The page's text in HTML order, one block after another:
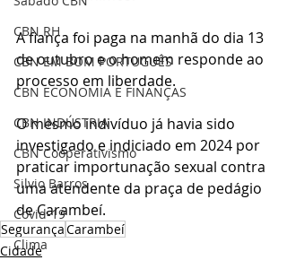
CBN RH
CBN EM BOM PORTUGUÊS
CBN ECONOMIA E FINANÇAS
CBN INDÚSTRIA
CBN Cooperativismo
Silvio Barros
Covid-19
Clima
A fiança foi paga na manhã do dia 13
de outubro e o homem responde ao
processo em liberdade.
O mesmo indivíduo já havia sido
investigado e indiciado em 2024 por
praticar importunação sexual contra
uma atendente da praça de pedágio
de Carambeí.
SegurançaCarambeí
Cidade